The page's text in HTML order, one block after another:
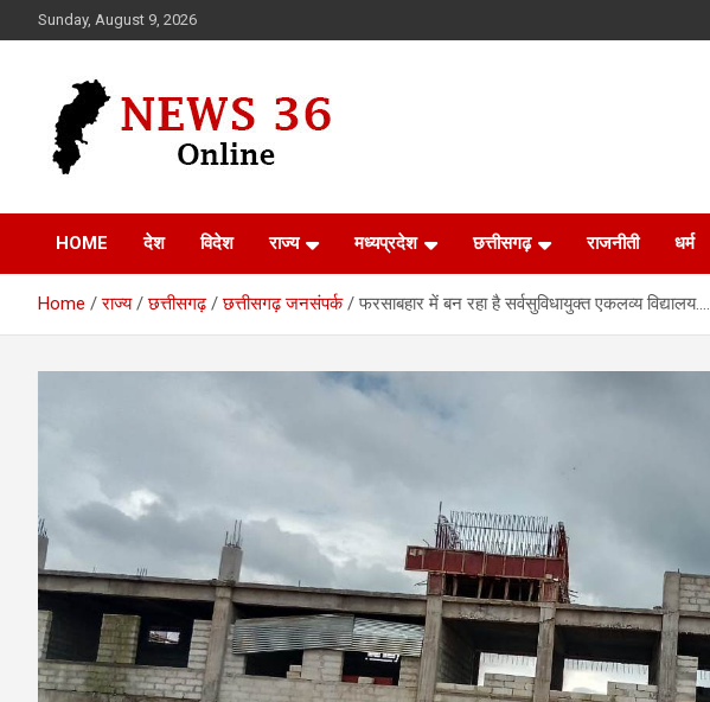
to
Sunday, August 9, 2026
News 36
HOME देश विदेश राज्य मध्यप्रदेश छत्तीसगढ़ राजनीती धर्म
Home राज्य छत्तीसगढ़ छत्तीसगढ़ जनसंपर्क फरसाबहार में बन रहा है सर्वसुविधायुक्त एकलव्य विद्यालय….